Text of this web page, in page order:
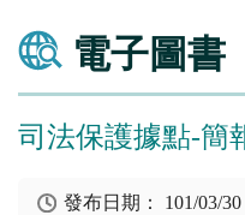
電子圖書
司法保護據點-簡
發布日期： 101/03/30